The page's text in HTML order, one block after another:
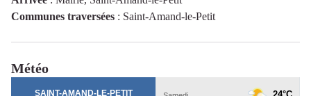
Communes traversées : Saint-Amand-le-Petit
Météo